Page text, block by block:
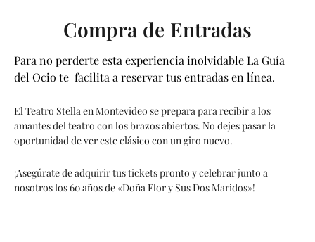
Compra de Entradas
Para no perderte esta experiencia inolvidable La Guía
del Ocio te facilita a reservar tus entradas en línea.
El Teatro Stella en Montevideo se prepara para recibir a los
amantes del teatro con los brazos abiertos. No dejes pasar la
oportunidad de ver este clásico con un giro nuevo.
¡Asegúrate de adquirir tus tickets pronto y celebrar junto a
nosotros los 60 años de «Doña Flor y Sus Dos Maridos»!